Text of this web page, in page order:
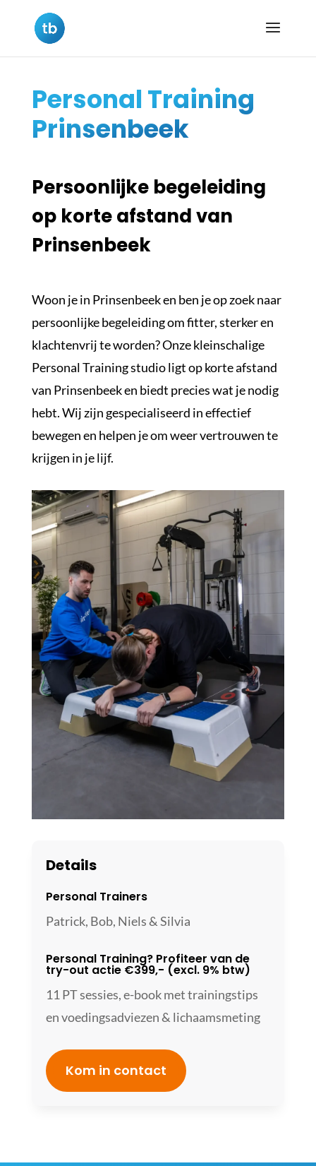
Personal Training
Prinsenbeek
Persoonlijke begeleiding
op korte afstand van
Prinsenbeek
Woon je in Prinsenbeek en ben je op zoek naar
persoonlijke begeleiding om fitter, sterker en
klachtenvrij te worden? Onze kleinschalige
Personal Training studio ligt op korte afstand
van Prinsenbeek en biedt precies wat je nodig
hebt. Wij zijn gespecialiseerd in effectief
bewegen en helpen je om weer vertrouwen te
krijgen in je lijf.
Details
Personal Trainers
Patrick, Bob, Niels & Silvia
Personal Training? Profiteer van de
try-out actie €399,- (excl. 9% btw)
11 PT sessies, e-book met trainingstips
en voedingsadviezen & lichaamsmeting
Kom in contact